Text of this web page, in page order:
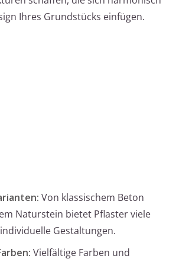
Ihres Grundstücks einfügen.
Von klassischem Beton
Naturstein bietet Pflaster viele
Gestaltungen.
Vielfältige Farben und